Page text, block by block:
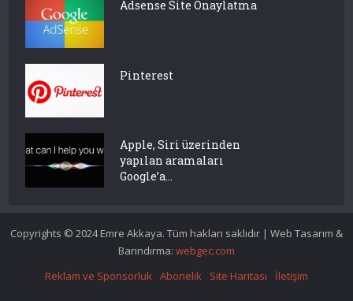
Adsense Site Onaylatma
Pinterest
Apple, Siri üzerinden
yapılan aramaları
Google’a...
Copyrights © 2024 Emre Akkaya. Tüm hakları saklıdır | Web Tasarım &
Barındırma: webgec.com
Reklam ve Sponsorluk Abonelik Site Haritası İletişim